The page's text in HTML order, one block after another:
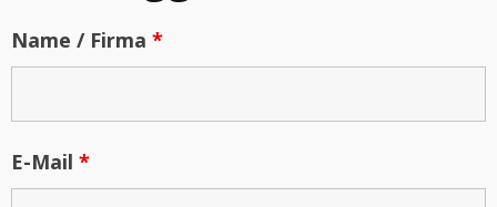
Name / Firma *
E-Mail *